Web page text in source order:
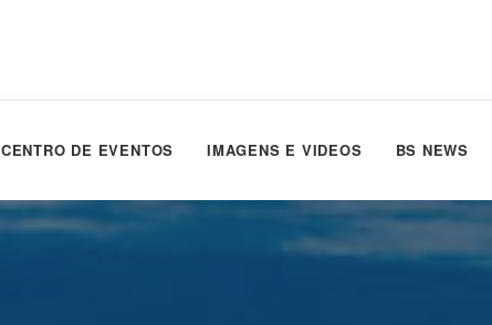
CENTRO DE EVENTOS IMAGENS E VIDEOS BS NEWS